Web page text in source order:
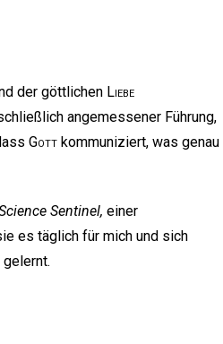
der göttlichen Liebe
angemessener Führung,
Gott kommuniziert, was genau
Sentinel, einer
es täglich für mich und sich